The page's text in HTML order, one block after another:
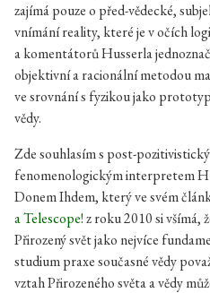
zajímá pouze o před-vědecké,
vnímání reality, které je v očích
a komentátorů Husserla
objektivní a racionální metodou
ve srovnání s fyzikou jako
vědy.
Zde souhlasím s post-
fenomenologickým interpretem
Donem Ihdem, který ve svém
a Telescope!z roku 2010 si všímá,
Přirozený svět jako nejvíce
studium praxe současné vědy
vztah Přirozeného světa a vědy